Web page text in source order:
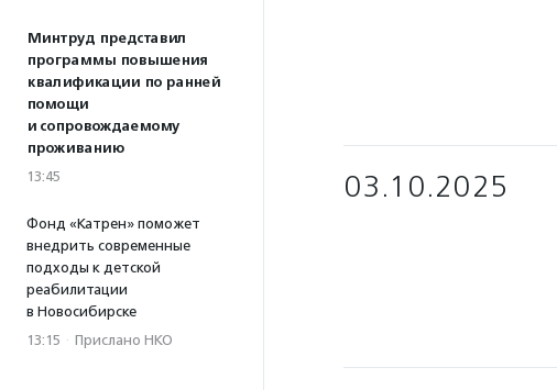
Минтруд представил
программы повышения
квалификации по ранней
помощи
и сопровождаемому
проживанию
13:45
Фонд «Катрен» поможет
внедрить современные
подходы к детской
реабилитации
в Новосибирске
13:15 · Прислано НКО
03.10.2025